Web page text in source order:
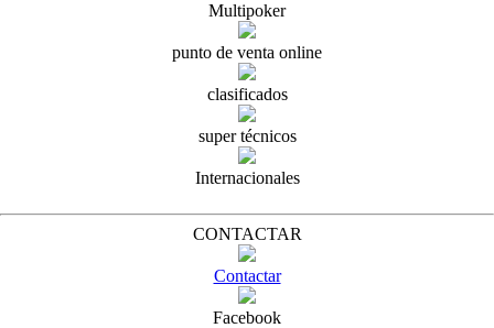
Multipoker
punto de venta online
clasificados
super técnicos
Internacionales
CONTACTAR
Contactar
Facebook